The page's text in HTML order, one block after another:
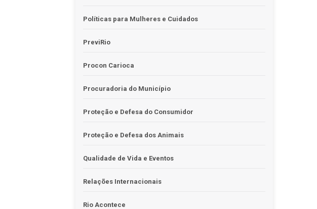
Políticas para Mulheres e Cuidados
PreviRio
Procon Carioca
Procuradoria do Município
Proteção e Defesa do Consumidor
Proteção e Defesa dos Animais
Qualidade de Vida e Eventos
Relações Internacionais
Rio Acontece